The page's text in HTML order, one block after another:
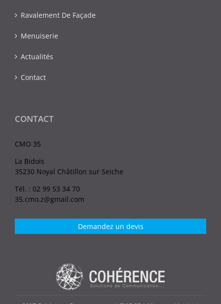
Ravalement De Façade
Menuiserie
Actualités
Contact
CONTACT
CMO 35
La Bidois
35230 Noyal Châtillon sur Seiche
Tél. : 02 99 53 34 70
35.cmo.z@gmail.com
Demandez un devis